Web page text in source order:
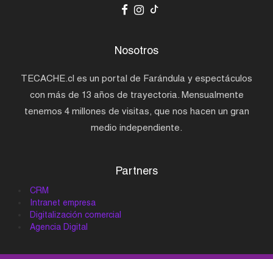
Nosotros
TECACHE.cl es un portal de Farándula y espectáculos
con más de 13 años de trayectoria. Mensualmente
tenemos 4 millones de visitas, que nos hacen un gran
medio independiente.
Partners
CRM
Intranet empresa
Digitalización comercial
Agencia Digital